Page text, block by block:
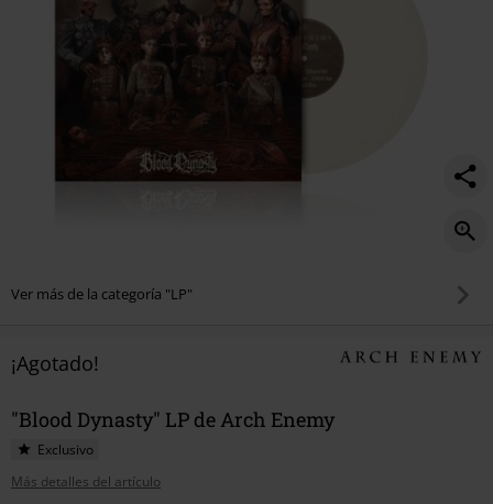
Ver más de la categoría "LP"
¡Agotado!
"Blood Dynasty" LP de Arch Enemy
Exclusivo
Más detalles del artículo